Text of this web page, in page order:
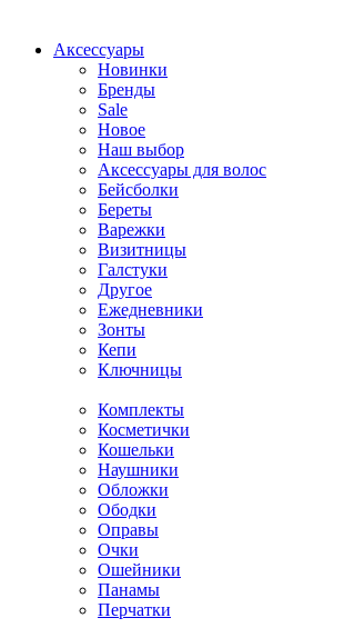
Аксессуары
Новинки
Бренды
Sale
Новое
Наш выбор
Аксессуары для волос
Бейсболки
Береты
Варежки
Визитницы
Галстуки
Другое
Ежедневники
Зонты
Кепи
Ключницы
Комплекты
Косметички
Кошельки
Наушники
Обложки
Ободки
Оправы
Очки
Ошейники
Панамы
Перчатки